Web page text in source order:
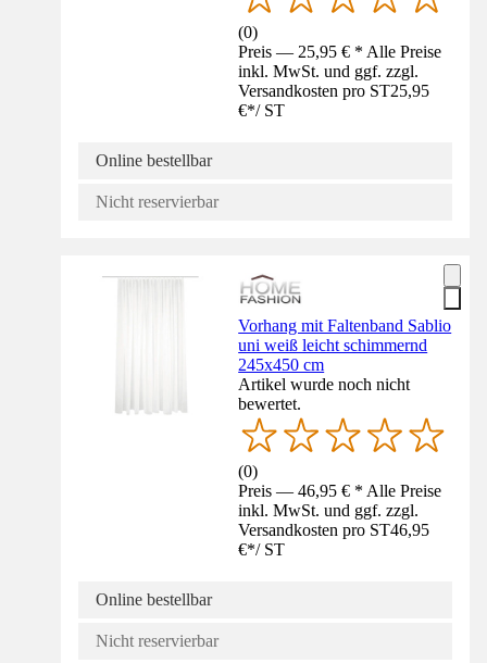
(0)
Preis — 25,95 € * Alle Preise
inkl. MwSt. und ggf. zzgl.
Versandkosten pro ST25,95
€*/ ST
Online bestellbar
Nicht reservierbar
Vorhang mit Faltenband Sablio
uni weiß leicht schimmernd
245x450 cm
Artikel wurde noch nicht
bewertet.
(0)
Preis — 46,95 € * Alle Preise
inkl. MwSt. und ggf. zzgl.
Versandkosten pro ST46,95
€*/ ST
Online bestellbar
Nicht reservierbar